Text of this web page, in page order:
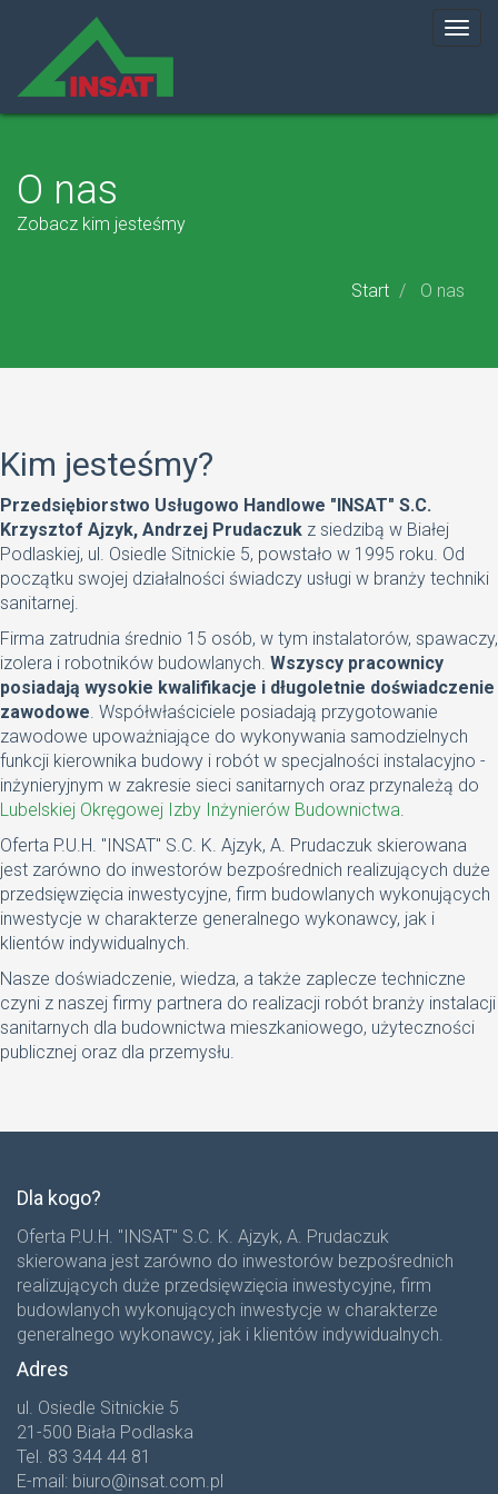
INSAT
O nas
Zobacz kim jesteśmy
Start O nas
Kim jesteśmy?
Przedsiębiorstwo Usługowo Handlowe "INSAT" S.C.
Krzysztof Ajzyk, Andrzej Prudaczuk z siedzibą w Białej
Podlaskiej, ul. Osiedle Sitnickie 5, powstało w 1995 roku. Od
początku swojej działalności świadczy usługi w branży techniki
sanitarnej.
Firma zatrudnia średnio 15 osób, w tym instalatorów, spawaczy,
izolera i robotników budowlanych. Wszyscy pracownicy
posiadają wysokie kwalifikacje i długoletnie doświadczenie
zawodowe. Współwłaściciele posiadają przygotowanie
zawodowe upoważniające do wykonywania samodzielnych
funkcji kierownika budowy i robót w specjalności instalacyjno -
inżynieryjnym w zakresie sieci sanitarnych oraz przynależą do
Lubelskiej Okręgowej Izby Inżynierów Budownictwa.
Oferta P.U.H. "INSAT" S.C. K. Ajzyk, A. Prudaczuk skierowana
jest zarówno do inwestorów bezpośrednich realizujących duże
przedsięwzięcia inwestycyjne, firm budowlanych wykonujących
inwestycje w charakterze generalnego wykonawcy, jak i
klientów indywidualnych.
Nasze doświadczenie, wiedza, a także zaplecze techniczne
czyni z naszej firmy partnera do realizacji robót branży instalacji
sanitarnych dla budownictwa mieszkaniowego, użyteczności
publicznej oraz dla przemysłu.
Dla kogo?
Oferta P.U.H. "INSAT" S.C. K. Ajzyk, A. Prudaczuk
skierowana jest zarówno do inwestorów bezpośrednich
realizujących duże przedsięwzięcia inwestycyjne, firm
budowlanych wykonujących inwestycje w charakterze
generalnego wykonawcy, jak i klientów indywidualnych.
Adres
ul. Osiedle Sitnickie 5
21-500 Biała Podlaska
Tel. 83 344 44 81
E-mail: biuro@insat.com.pl